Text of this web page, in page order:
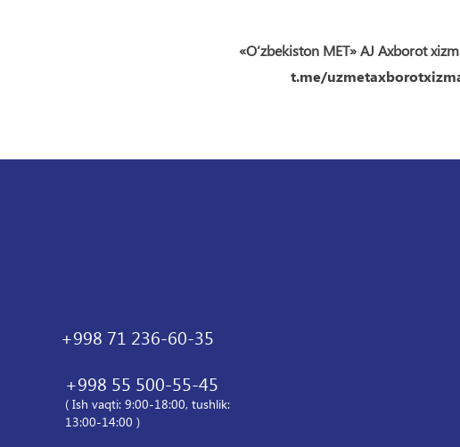
«O‘zbekiston MET» AJ Axborot
t.me/
+998 71 236-60-35
+998 55 500-55-45
( Ish vaqti: 9:00-18:00, tushlik:
13:00-14:00 )